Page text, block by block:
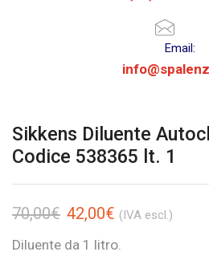
Email:
Sikkens Diluente
Codice 538365 lt. 1
70,00€ 42,00€ (IVA escl.)
Diluente da 1 litro.